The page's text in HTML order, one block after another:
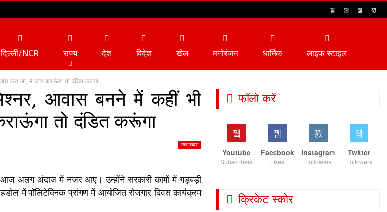
दिल्ली/NCR राज्य देश विदेश खेल मनोरंजन धार्मिक लाइफ स्टाइल
व्यापार टेक्नोलॉजी
करा लो, मैं जांच कराऊंगा तो दंडित करूंगा
आवास बनने में कहीं भी
तो दंडित करूंगा
मध्यप्रदेश
आज अलग अंदाज में नजर आए। उन्होंने सरकारी कामों में गड़बड़ी
में पॉलिटेक्निक प्रांगण में आयोजित रोजगार दिवस कार्यक्रम
फॉलो करें
Youtube
Subscribers
Facebook
Likes
Instagram
Followers
Twitter
Followers
क्रिकेट स्कोर